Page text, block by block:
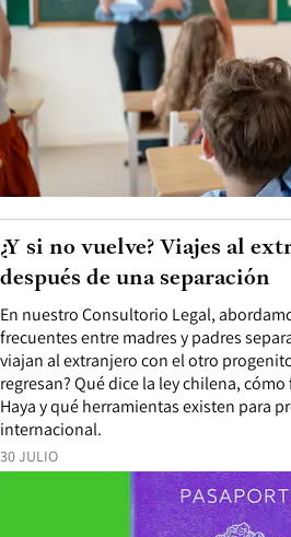
30 JULIO
En nuestro Consultorio Legal,
frecuentes entre madres y padres
viajan al extranjero con el otro
regresan? Qué dice la ley chilena,
Haya y qué herramientas existen para
internacional.
¿Y si no vuelve? Viajes al
después de una separación